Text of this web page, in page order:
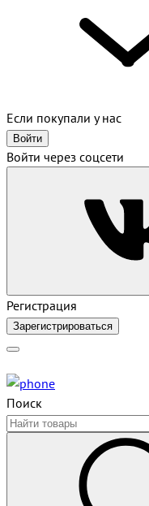
Если покупали у нас
Войти
Войти через соцсети
Регистрация
Зарегистрироваться
Поиск